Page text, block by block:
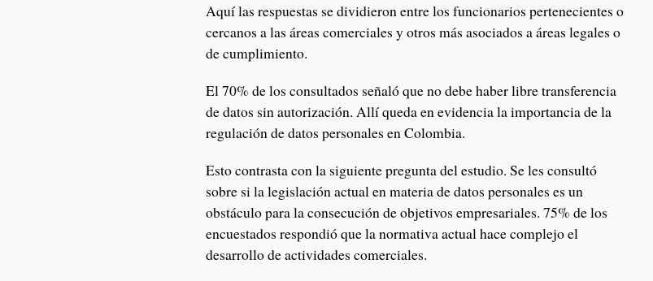
Aquí las respuestas se dividieron entre los funcionarios pertenecientes o
cercanos a las áreas comerciales y otros más asociados a áreas legales o
de cumplimiento.
El 70% de los consultados señaló que no debe haber libre transferencia
de datos sin autorización. Allí queda en evidencia la importancia de la
regulación de datos personales en Colombia.
Esto contrasta con la siguiente pregunta del estudio. Se les consultó
sobre si la legislación actual en materia de datos personales es un
obstáculo para la consecución de objetivos empresariales. 75% de los
encuestados respondió que la normativa actual hace complejo el
desarrollo de actividades comerciales.